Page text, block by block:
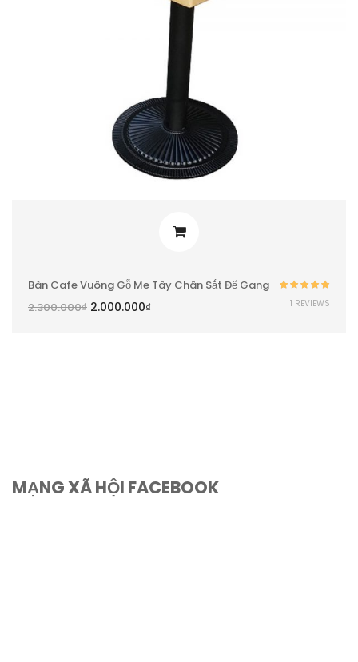
Bàn Cafe Vuông Gỗ Me Tây Chân Sắt Đế Gang
2.300.000₫ 2.000.000₫
Được xếp
hạng5.00 5
1 REVIEWS
MẠNG XÃ HỘI FACEBOOK